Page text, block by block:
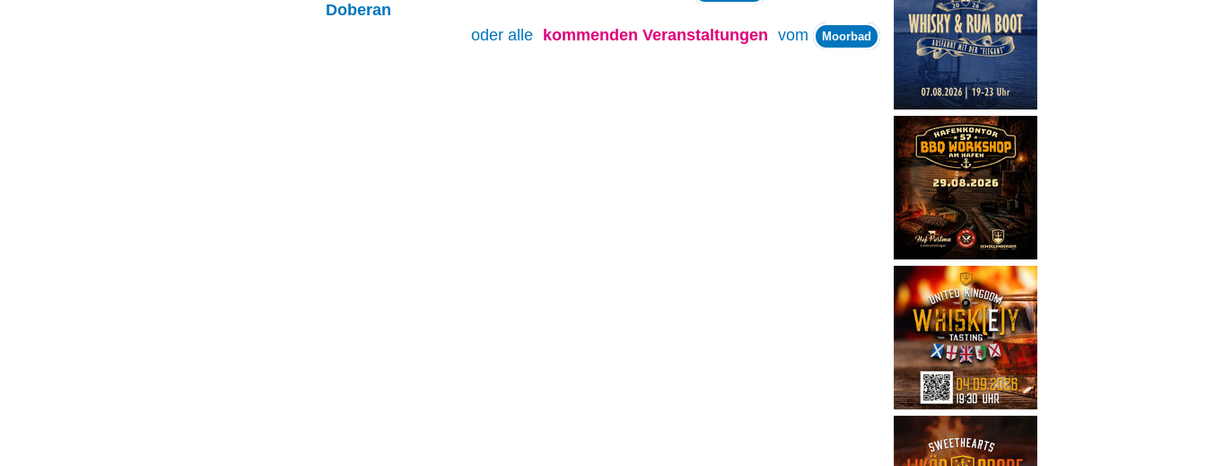
Doberan
oder alle
kommenden Veranstaltungen vom Moorbad